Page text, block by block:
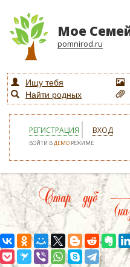
Мое
pomnirod.ru
Ищу тебя
Найти родных
РЕГИСТРАЦИЯ ВХОД
ВОЙТИ ВДЕМО РЕЖИМЕ
Стар дуб —